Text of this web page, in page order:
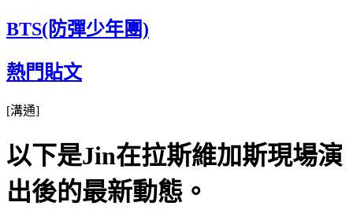
BTS(防彈少年團)
熱門貼文
[溝通]
以下是Jin在拉斯維加斯現場演
出後的最新動態。